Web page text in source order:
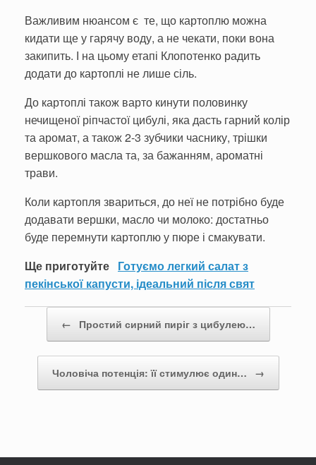
Важливим нюансом є те, що картоплю можна
кидати ще у гарячу воду, а не чекати, поки вона
закипить. І на цьому етапі Клопотенко радить
додати до картоплі не лише сіль.
До картоплі також варто кинути половинку
нечищеної ріпчастої цибулі, яка дасть гарний колір
та аромат, а також 2-3 зубчики часнику, трішки
вершкового масла та, за бажанням, ароматні
трави.
Коли картопля звариться, до неї не потрібно буде
додавати вершки, масло чи молоко: достатньо
буде перемнути картоплю у пюре і смакувати.
Ще приготуйте Готуємо легкий салат з
пекінської капусти, ідеальний після свят
← Простий сирний пиріг з цибулею…
Чоловіча потенція: її стимулює один… →